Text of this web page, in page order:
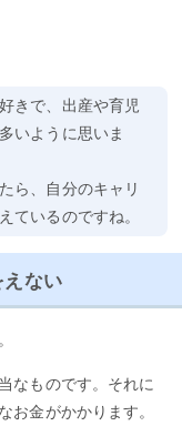
きで、出産や育児
いように思いま
ら、自分のキャリ
ているのですね。
ない
なものです。それに
お金がかかります。